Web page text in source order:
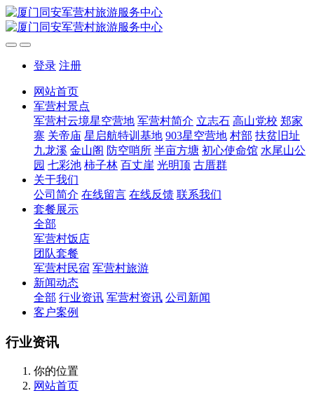
登录 注册
网站首页
军营村景点
军营村云境星空营地 军营村简介 立志石 高山党校 郑家
寨 关帝庙 星启航特训基地 903星空营地 村部 扶贫旧址
九龙溪 金山阁 防空哨所 半亩方塘 初心使命馆 水尾山公
园 七彩池 柿子林 百丈崖 光明顶 古厝群
关于我们
公司简介 在线留言 在线反馈 联系我们
套餐展示
全部
军营村饭店
团队套餐
军营村民宿 军营村旅游
新闻动态
全部 行业资讯 军营村资讯 公司新闻
客户案例
行业资讯
你的位置
网站首页